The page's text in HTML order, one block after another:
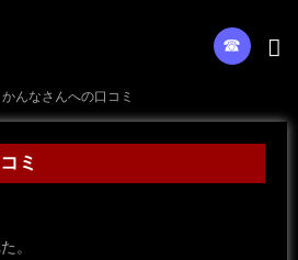
☎︎
かんなさんへの口コミ
ミ
。